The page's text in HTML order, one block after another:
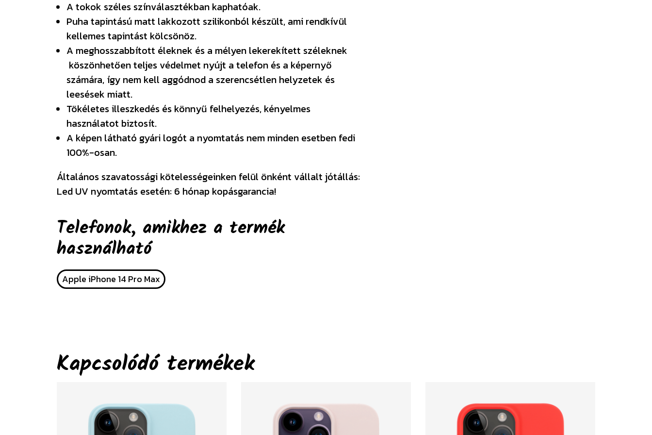
A tokok széles színválasztékban kaphatóak.
Puha tapintású matt lakkozott szilikonból készült, ami rendkívül
kellemes tapintást kölcsönöz.
A meghosszabbított éleknek és a mélyen lekerekített széleknek
köszönhetően teljes védelmet nyújt a telefon és a képernyő
számára, így nem kell aggódnod a szerencsétlen helyzetek és
leesések miatt.
Tökéletes illeszkedés és könnyű felhelyezés, kényelmes
használatot biztosít.
A képen látható gyári logót a nyomtatás nem minden esetben fedi
100%-osan.
Általános szavatossági kötelességeinken felül önként vállalt jótállás:
Led UV nyomtatás esetén: 6 hónap kopásgarancia!
Telefonok, amikhez a termék
használható
Apple iPhone 14 Pro Max
Kapcsolódó termékek